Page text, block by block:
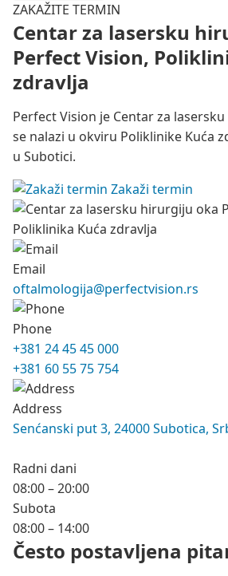
Klinika za očne bolesti (KCS)
ZAKAŽITE TERMIN
Centar za lasersku
Perfect Vision,
zdravlja
Perfect Vision je Centar za
se nalazi u okviru Poliklinike Kuća
u Subotici.
Zakaži termin
Email
oftalmologija@perfectvision.rs
Phone
+381 24 45 45 000
+381 60 55 75 754
Address
Senćanski put 3, 24000 Subotica,
Radni dani
08:00 – 20:00
Subota
08:00 – 14:00
Često postavljena